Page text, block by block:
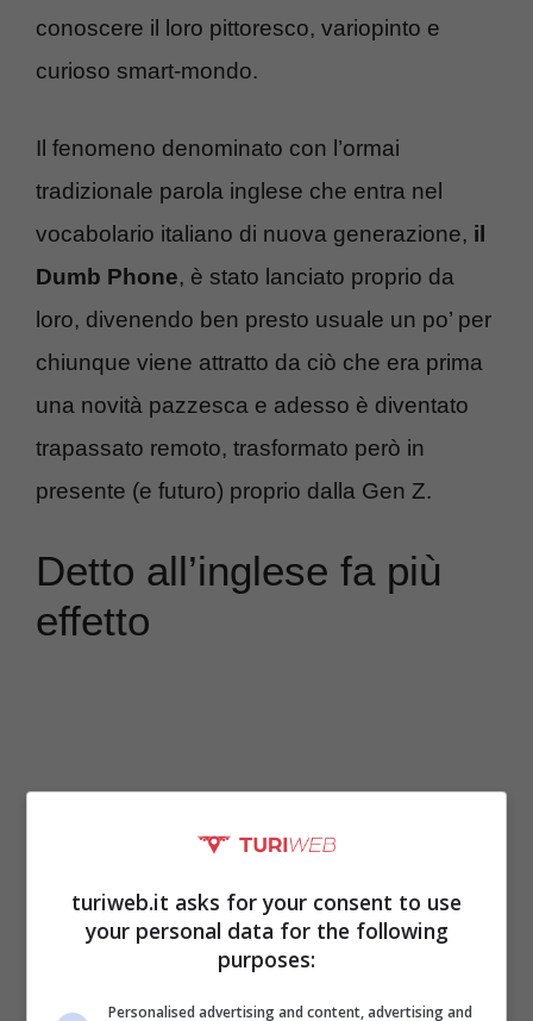
conoscere il loro pittoresco, variopinto e
curioso smart-mondo.
Il fenomeno denominato con l’ormai
tradizionale parola inglese che entra nel
vocabolario italiano di nuova generazione, il
Dumb Phone, è stato lanciato proprio da
loro, divenendo ben presto usuale un po’ per
chiunque viene attratto da ciò che era prima
una novità pazzesca e adesso è diventato
trapassato remoto, trasformato però in
presente (e futuro) proprio dalla Gen Z.
Detto all’inglese fa più
effetto
turiweb.it asks for your consent to use
your personal data for the following
purposes:
Personalised advertising and content, advertising and